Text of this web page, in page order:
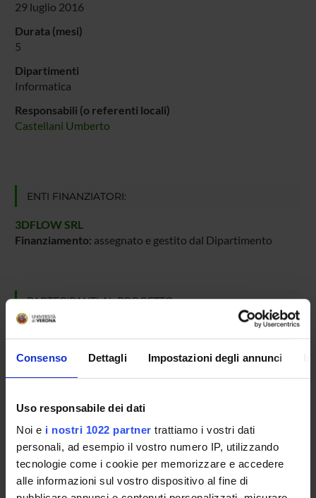
Consenso Dettagli Impostazioni degli annunci
Uso responsabile dei dati
Noi e i nostri 1022 partner trattiamo i vostri dati
personali, ad esempio il vostro numero IP, utilizzando
tecnologie come i cookie per memorizzare e accedere
alle informazioni sul vostro dispositivo al fine di
29 luglio 2016
Durata (mesi)
5
Dipartimenti
Informatica
Responsabili (o referenti locali)
Castellani Umberto
ENTI FINANZIATORI:
3DFLOW SRL
Finanziamento: assegnato e gestito dal Dipartimento
PARTECIPANTI AL PROGETTO
Umberto Castellani
AREE DI RICERCA COINVOLTE DAL PROGETTO
Intelligenza Artificiale
Computer graphics (DI)
Ingegneria del Software e Verifica Formale
Computer graphics (DI)